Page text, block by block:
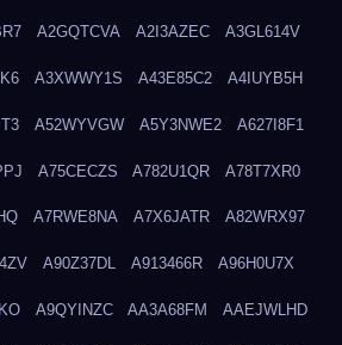
A2GQTCVA A2I3AZEC A3GL614V
A3XWWY1S A43E85C2 A4IUYB5H
A52WYVGW A5Y3NWE2 A627I8F1
A75CECZS A782U1QR A78T7XR0
A7RWE8NA A7X6JATR A82WRX97
A90Z37DL A913466R A96H0U7X
A9QYINZC AA3A68FM AAEJWLHD